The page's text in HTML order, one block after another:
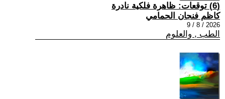
(6) توقعات: ظاهرة فلكية نادرة
كاظم فنجان الحمامي
2026 / 8 / 9
الطب , والعلوم